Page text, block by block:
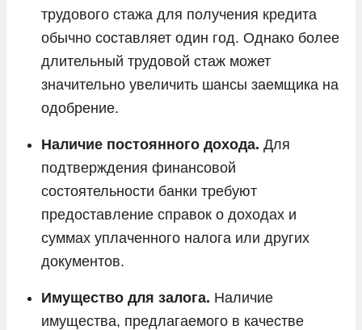
трудового стажа для получения кредита
обычно составляет один год. Однако более
длительный трудовой стаж может
значительно увеличить шансы заемщика на
одобрение.
Наличие постоянного дохода. Для
подтверждения финансовой
состоятельности банки требуют
предоставление справок о доходах и
суммах уплаченного налога или других
документов.
Имущество для залога. Наличие
имущества, предлагаемого в качестве